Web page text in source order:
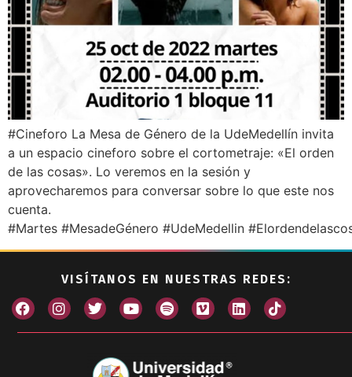
#Cineforo La Mesa de Género de la UdeMedellín invita
a un espacio cineforo sobre el cortometraje: «El orden
de las cosas». Lo veremos en la sesión y
aprovecharemos para conversar sobre lo que este nos
cuenta.
#Martes #MesadeGénero #UdeMedellin
VISÍTANOS EN NUESTRAS REDES: